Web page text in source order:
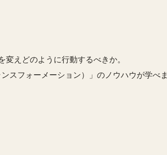
変えどのように行動するべきか。
スフォーメーション）」のノウハウが学べま